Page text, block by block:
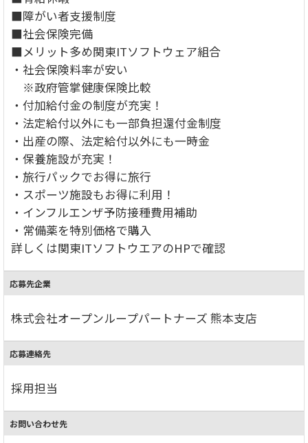
■障がい者支援制度
■社会保険完備
■メリット多め関東ITソフトウェア組合
・社会保険料率が安い
※政府管掌健康保険比較
・付加給付金の制度が充実！
・法定給付以外にも一部負担還付金制度
・出産の際、法定給付以外にも一時金
・保養施設が充実！
・旅行パックでお得に旅行
・スポーツ施設もお得に利用！
・インフルエンザ予防接種費用補助
・常備薬を特別価格で購入
詳しくは関東ITソフトウエアのHPで確認
応募先企業
株式会社オープンループパートナーズ 熊本支店
応募連絡先
採用担当
お問い合わせ先